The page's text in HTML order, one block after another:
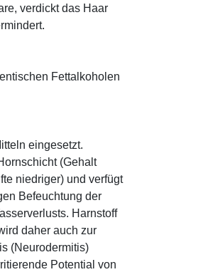
verdickt das Haar
Fettalkoholen
eingesetzt.
(Gehalt
niedriger) und verfügt
Befeuchtung der
Harnstoff
daher auch zur
(Neurodermitis)
Potential von